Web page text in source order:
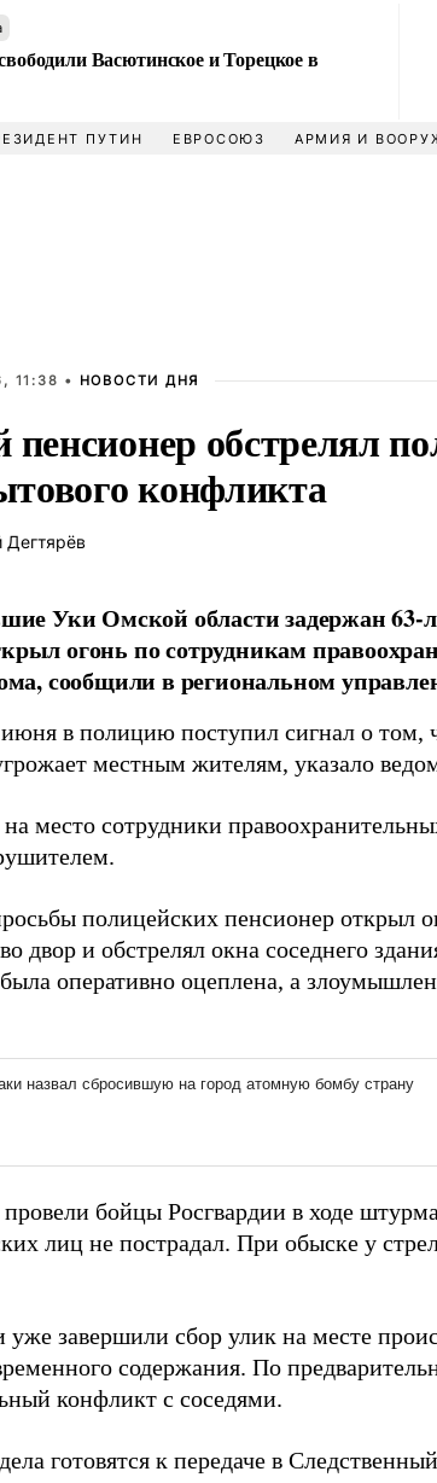
Васютинское и Торецкое в
ПУТИН ЕВРОСОЮЗ АРМИЯ И
11:38 • НОВОСТИ ДНЯ
обстрелял
конфликта
Дегтярёв
Уки Омской области задержан
огонь по сотрудникам
сообщили в региональном
в полицию поступил сигнал о том,
местным жителям, указало
место сотрудники
полицейских пенсионер открыл
двор и обстрелял окна соседнего
оперативно оцеплена, а
бойцы Росгвардии в ходе
лиц не пострадал. При обыске у
уже завершили сбор улик на месте
содержания. По
конфликт с соседями.
готовятся к передаче в